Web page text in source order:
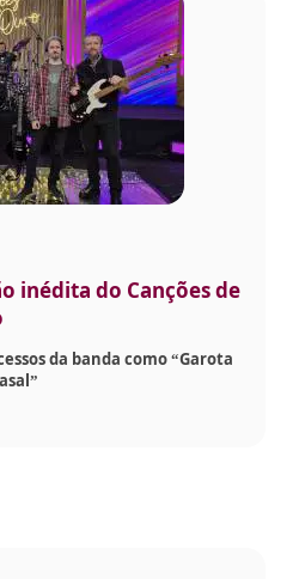
inédita do Canções de
da banda como “Garota